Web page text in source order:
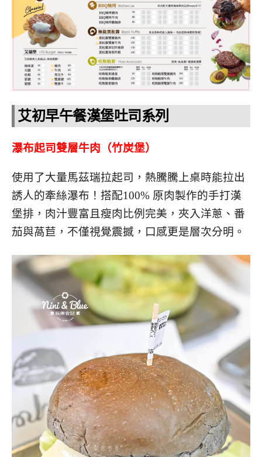
艾初早午餐漢堡吐司系列
瀑布起司雙層牛肉（竹炭堡）
使用了大量馬茲瑞拉起司，熱騰騰上桌時能拉出
誘人的牽絲瀑布！搭配100% 原肉製作的手打漢
堡排，肉汁豐富且瘦肉比例完美，夾入洋蔥、番
茄與萵苣，不僅視覺震撼，口感更是層次分明。